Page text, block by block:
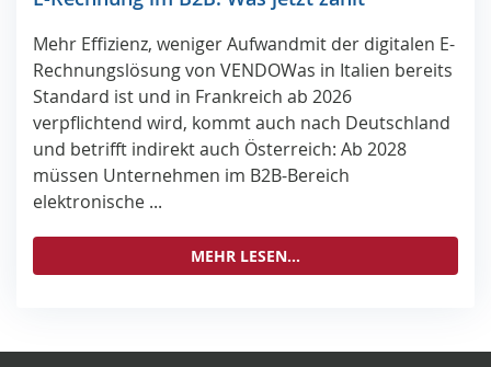
Mehr Ef­fi­zi­enz, we­ni­ger Auf­wandmit der di­gi­ta­len E-
Rech­nungs­lö­sung von VEN­DOWas in Italien bereits
Standard ist und in Frankreich ab 2026
verpflichtend wird, kommt auch nach Deutschland
und betrifft indirekt auch Österreich: Ab 2028
müssen Unternehmen im B2B-Bereich
elektronische ...
MEHR LESEN...